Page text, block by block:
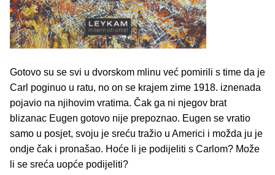
Gotovo su se svi u dvorskom mlinu već pomirili s time da je
Carl poginuo u ratu, no on se krajem zime 1918. iznenada
pojavio na njihovim vratima. Čak ga ni njegov brat
blizanac Eugen gotovo nije prepoznao. Eugen se vratio
samo u posjet, svoju je sreću tražio u Americi i možda ju je
ondje čak i pronašao. Hoće li je podijeliti s Carlom? Može
li se sreća uopće podijeliti?